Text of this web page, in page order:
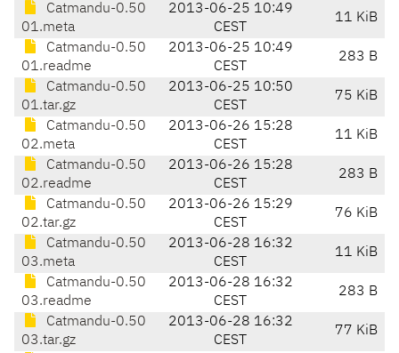
Catmandu-0.50
01.meta
2013-06-25 10:49
CEST
11 KiB
Catmandu-0.50
01.readme
2013-06-25 10:49
CEST
283 B
Catmandu-0.50
01.tar.gz
2013-06-25 10:50
CEST
75 KiB
Catmandu-0.50
02.meta
2013-06-26 15:28
CEST
11 KiB
Catmandu-0.50
02.readme
2013-06-26 15:28
CEST
283 B
Catmandu-0.50
02.tar.gz
2013-06-26 15:29
CEST
76 KiB
Catmandu-0.50
03.meta
2013-06-28 16:32
CEST
11 KiB
Catmandu-0.50
03.readme
2013-06-28 16:32
CEST
283 B
Catmandu-0.50
03.tar.gz
2013-06-28 16:32
CEST
77 KiB